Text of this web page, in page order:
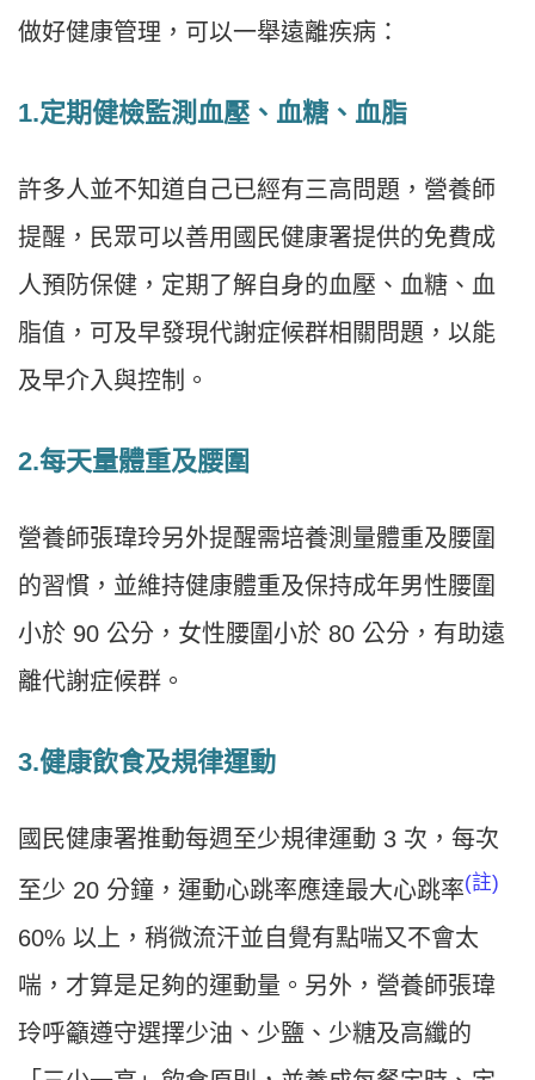
做好健康管理，可以一舉遠離疾病：
1.定期健檢監測血壓、血糖、血脂
許多人並不知道自己已經有三高問題，營養師
提醒，民眾可以善用國民健康署提供的免費成
人預防保健，定期了解自身的血壓、血糖、血
脂值，可及早發現代謝症候群相關問題，以能
及早介入與控制。
2.每天量體重及腰圍
營養師張瑋玲另外提醒需培養測量體重及腰圍
的習慣，並維持健康體重及保持成年男性腰圍
小於 90 公分，女性腰圍小於 80 公分，有助遠
離代謝症候群。
3.健康飲食及規律運動
國民健康署推動每週至少規律運動 3 次，每次
至少 20 分鐘，運動心跳率應達最大心跳率(註)
60% 以上，稍微流汗並自覺有點喘又不會太
喘，才算是足夠的運動量。另外，營養師張瑋
玲呼籲遵守選擇少油、少鹽、少糖及高纖的